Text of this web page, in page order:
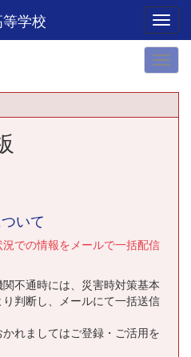
学校
いて
での情報をメールで一括配信
不通時には、災害時対策基本
判断し、メールにて一括送信
れましてはご登録・ご活用を